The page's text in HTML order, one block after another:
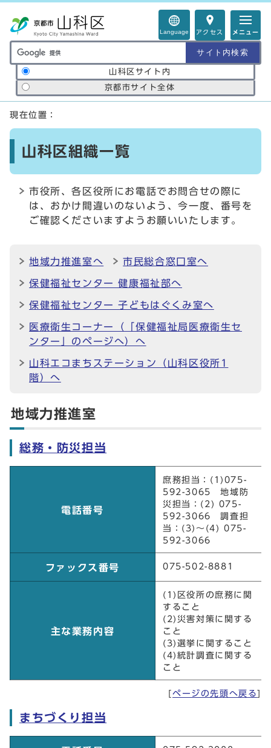
Language アクセス メニュー
サイト内検索の範囲
山科区サイト内
京都市サイト全体
ここから本文です
現在位置：
山科区組織一覧
市役所、各区役所にお電話でお問合せの際に
は、おかけ間違いのないよう、今一度、番号を
ご確認くださいますようお願いいたします。
地域力推進室へ 市民総合窓口室へ
保健福祉センター 健康福祉部へ
保健福祉センター 子どもはぐくみ室へ
医療衛生コーナー（「保健福祉局医療衛生セ
ンター」のページへ）へ
山科エコまちステーション（山科区役所1
階）へ
地域力推進室
総務・防災担当
電話番号
庶務担当：(1)075-
592-3065 地域防
災担当：(2) 075-
592-3066 調査担
当：(3)～(4) 075-
592-3066
ファックス番号 075-502-8881
主な業務内容
(1)区役所の庶務に関
すること
(2)災害対策に関する
こと
(3)選挙に関すること
(4)統計調査に関する
こと
ページの先頭へ戻る
まちづくり担当